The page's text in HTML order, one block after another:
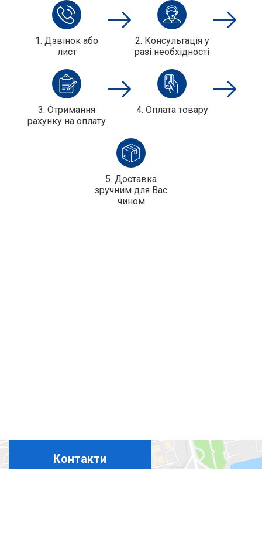
1. Дзвінок або
лист
2. Консультація у
разі необхідності
3. Отримання
рахунку на оплату
4. Оплата товару
5. Доставка
зручним для Вас
чином
Контакти